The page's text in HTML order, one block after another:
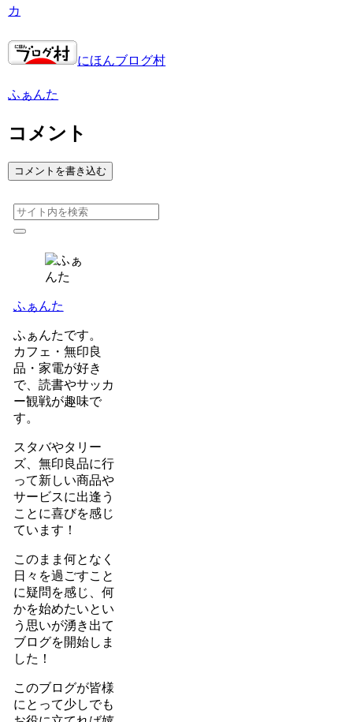
にほんブログ村
ふぁんた
コメント
コメントを書き込む
ふぁんた
ふぁんたです。
カフェ・無印良
品・家電が好き
で、読書やサッカ
ー観戦が趣味で
す。
スタバやタリー
ズ、無印良品に行
って新しい商品や
サービスに出逢う
ことに喜びを感じ
ています！
このまま何となく
日々を過ごすこと
に疑問を感じ、何
かを始めたいとい
う思いが湧き出て
ブログを開始しま
した！
このブログが皆様
にとって少しでも